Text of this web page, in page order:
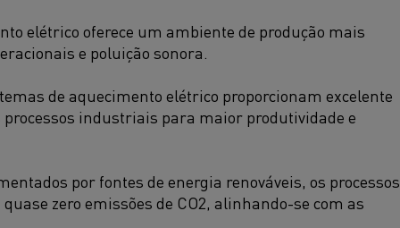
elétrico oferece um ambiente de produção mais
e poluição sonora.
de aquecimento elétrico proporcionam excelente
industriais para maior produtividade e
por fontes de energia renováveis, os processos
zero emissões de CO2, alinhando-se com as